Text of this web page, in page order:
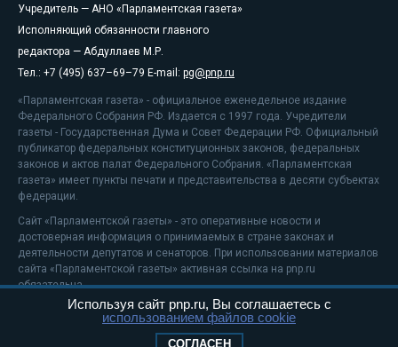
Учредитель — АНО «Парламентская газета»
Исполняющий обязанности главного
редактора — Абдуллаев М.Р.
Тел.: +7 (495) 637–69–79 E-mail: pg@pnp.ru
«Парламентская газета» - официальное еженедельное издание
Федерального Собрания РФ. Издается с 1997 года. Учредители
газеты - Государственная Дума и Совет Федерации РФ. Официальный
публикатор федеральных конституционных законов, федеральных
законов и актов палат Федерального Собрания. «Парламентская
газета» имеет пункты печати и представительства в десяти субъектах
федерации.
Сайт «Парламентской газеты» - это оперативные новости и
достоверная информация о принимаемых в стране законах и
деятельности депутатов и сенаторов. При использовании материалов
сайта «Парламентской газеты» активная ссылка на pnp.ru
обязательна.
На информационном ресурсе применяютсярекомендательные
Положение о защите персональных данных
Используя сайт pnp.ru, Вы соглашаетесь с
использованием файлов cookie
СОГЛАСЕН